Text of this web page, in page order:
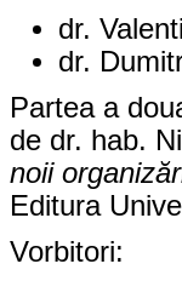
dr.
dr.
Partea a
de dr. hab.
noii
Editura
Vorbitori: